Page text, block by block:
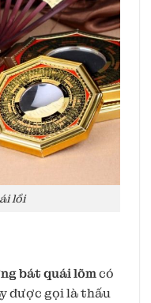
lồi
bát quái lõmcó
được gọi là thấu